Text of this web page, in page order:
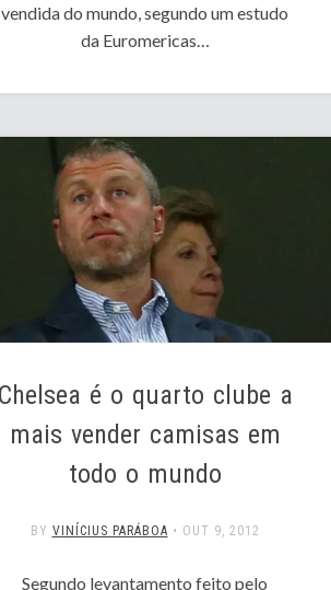
vendida do mundo, segundo um estudo
da Euromericas…
Chelsea é o quarto clube a
mais vender camisas em
todo o mundo
BY VINÍCIUS PARÁBOA • OUT 9, 2012
Segundo levantamento feito pelo